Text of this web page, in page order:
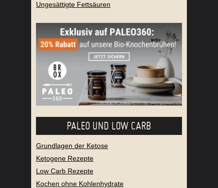
Ungesättigte Fettsäuren
PALEO UND LOW CARB
Grundlagen der Ketose
Ketogene Rezepte
Low Carb Rezepte
Kochen ohne Kohlenhydrate